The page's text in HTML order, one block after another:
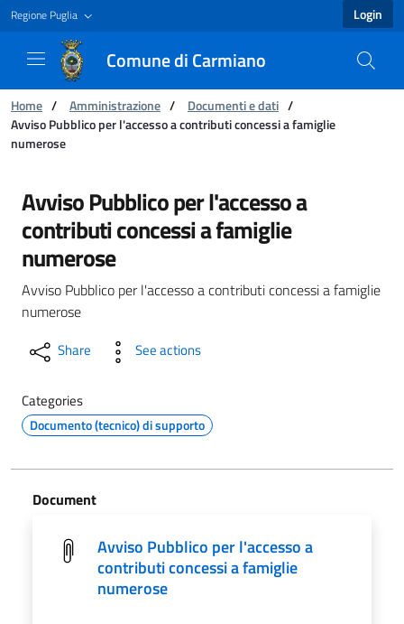
Regione Puglia Login
Comune di Carmiano
You are:
Home / Amministrazione / Documenti e dati /
Avviso Pubblico per l'accesso a contributi concessi a famiglie
numerose
Avviso Pubblico per l'accesso a contributi
Avviso Pubblico per l'accesso a
contributi concessi a famiglie
numerose
Avviso Pubblico per l'accesso a contributi concessi a famiglie
numerose
Share See actions
Categories
Documento (tecnico) di supporto
Document
Avviso Pubblico per l'accesso a
contributi concessi a famiglie
numerose